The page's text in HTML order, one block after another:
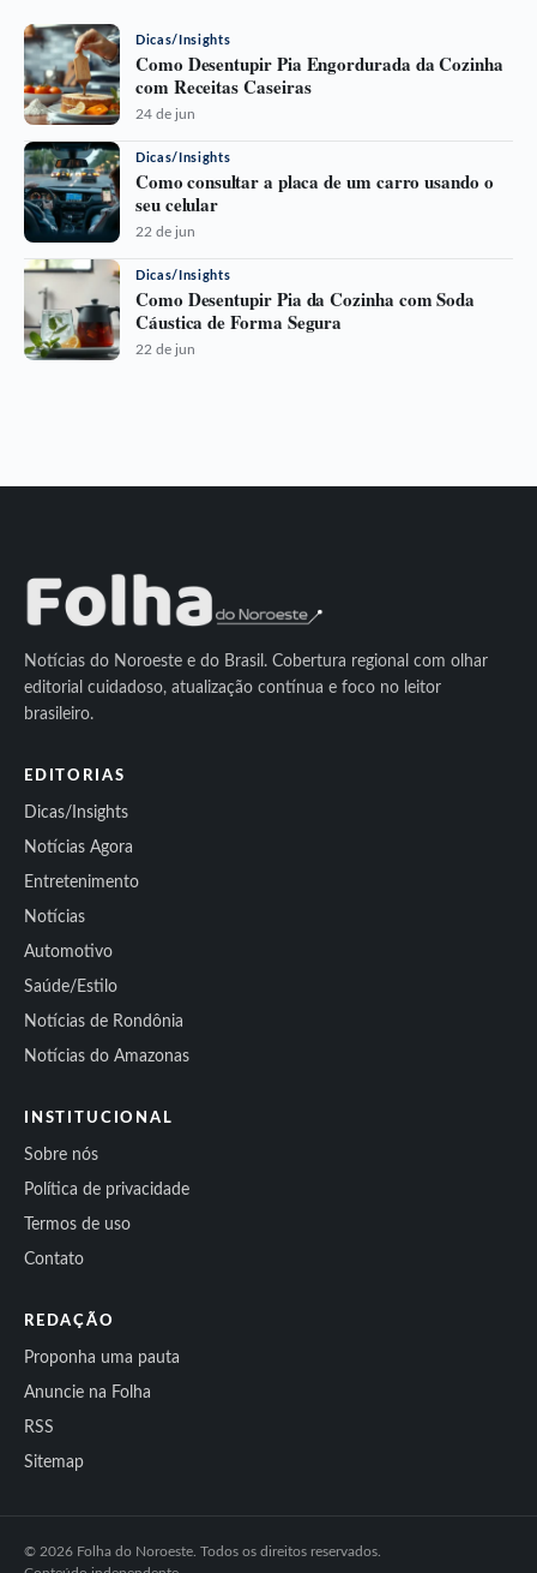
Dicas/Insights
Como Desentupir Pia Engordurada da Cozinha
com Receitas Caseiras
24 de jun
Dicas/Insights
Como consultar a placa de um carro usando o
seu celular
22 de jun
Dicas/Insights
Como Desentupir Pia da Cozinha com Soda
Cáustica de Forma Segura
22 de jun
Notícias do Noroeste e do Brasil. Cobertura regional com olhar
editorial cuidadoso, atualização contínua e foco no leitor
brasileiro.
EDITORIAS
Dicas/Insights
Notícias Agora
Entretenimento
Notícias
Automotivo
Saúde/Estilo
Notícias de Rondônia
Notícias do Amazonas
INSTITUCIONAL
Sobre nós
Política de privacidade
Termos de uso
Contato
REDAÇÃO
Proponha uma pauta
Anuncie na Folha
RSS
Sitemap
© 2026 Folha do Noroeste. Todos os direitos reservados.